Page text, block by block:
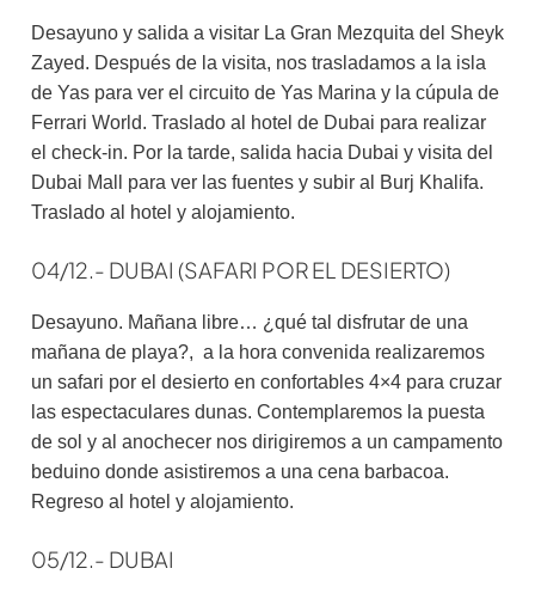
Desayuno y salida a visitar La Gran Mezquita del Sheyk
Zayed. Después de la visita, nos trasladamos a la isla
de Yas para ver el circuito de Yas Marina y la cúpula de
Ferrari World. Traslado al hotel de Dubai para realizar
el check-in. Por la tarde, salida hacia Dubai y visita del
Dubai Mall para ver las fuentes y subir al Burj Khalifa.
Traslado al hotel y alojamiento.
04/12.- DUBAI (SAFARI POR EL DESIERTO)
Desayuno. Mañana libre… ¿qué tal disfrutar de una
mañana de playa?, a la hora convenida realizaremos
un safari por el desierto en confortables 4×4 para cruzar
las espectaculares dunas. Contemplaremos la puesta
de sol y al anochecer nos dirigiremos a un campamento
beduino donde asistiremos a una cena barbacoa.
Regreso al hotel y alojamiento.
05/12.- DUBAI